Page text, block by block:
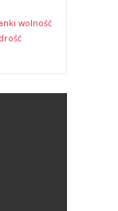
wolność